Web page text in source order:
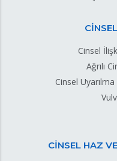
Cinsel
Ağrılı
Cinsel
CİNSEL HAZ